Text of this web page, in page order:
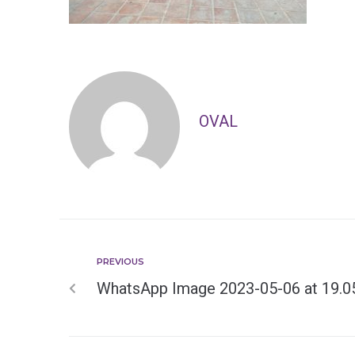
OVAL
PREVIOUS
WhatsApp Image 2023-05-06 at